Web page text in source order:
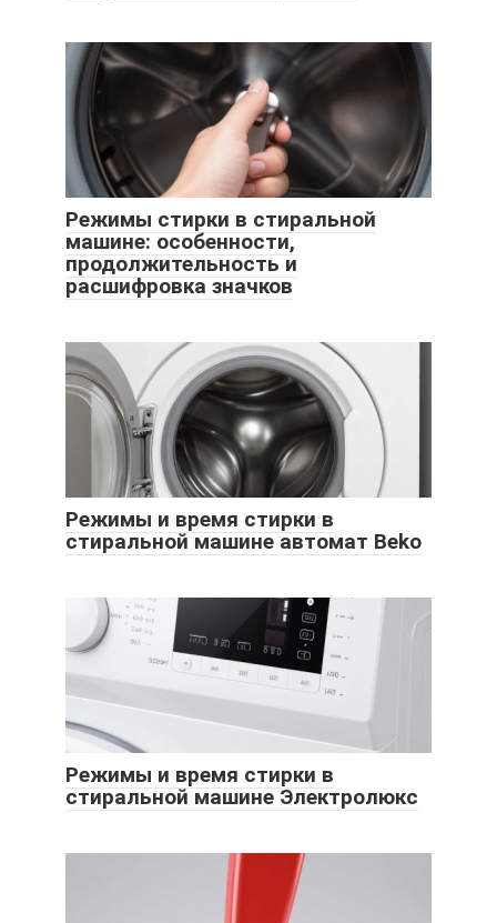
Режимы стирки в стиральной
машине: особенности,
продолжительность и
расшифровка значков
Режимы и время стирки в
стиральной машине автомат Beko
Режимы и время стирки в
стиральной машине Электролюкс